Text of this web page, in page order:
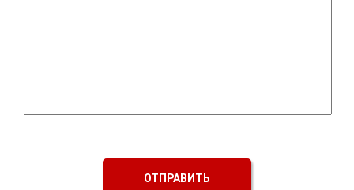
ОТПРАВИТЬ